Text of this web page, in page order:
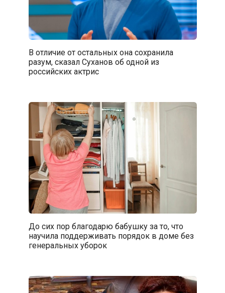
В отличие от остальных она сохранила
разум, сказал Суханов об одной из
российских актрис
До сих пор благодарю бабушку за то, что
научила поддерживать порядок в доме без
генеральных уборок